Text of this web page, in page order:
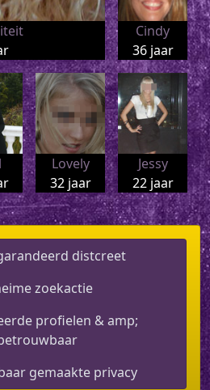
Cindy
36 jaar
Lovely
32 jaar
Jessy
22 jaar
distcreet
zoekactie
profielen & amp;
gemaakte privacy